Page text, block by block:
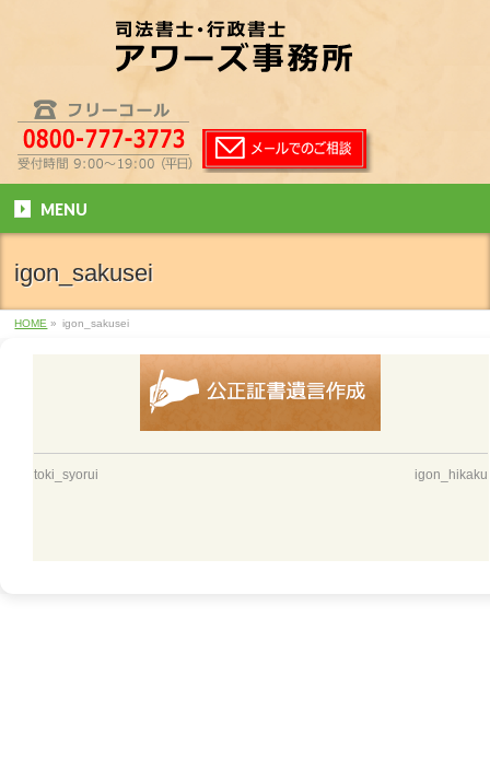
MENU
igon_sakusei
HOME » igon_sakusei
toki_syorui igon_hikaku